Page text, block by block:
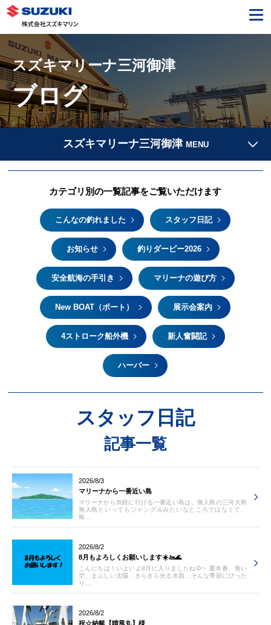
スズキマリーナ三河御津
ブログ
スズキマリーナ三河御津 MENU
カテゴリ別の一覧記事をご覧いただけます
こんなの釣れました スタッフ日記
お知らせ 釣りダービー2026
安全航海の手引き マリーナの遊び方
New BOAT（ボート） 展示会案内
4ストローク船外機 新人奮闘記
ハーバー
スタッフ日記
記事一覧
2026/8/3
マリーナから一番近い島
マリーナから気軽に行ける一番近い島は、無人島の三河大島
無人島といってもジャングルみたいなところではなくて、
毎…
2026/8/2
8月もよろしくお願いします☀️🚤🌊
こんにちは！いよいよ8月に入りましたね🌻✨ 夏本番、青い
空、まぶしい太陽、きらきら光る水面…そんな季節にぴった
り…
2026/8/2
祝☆納艇【晴風丸】様